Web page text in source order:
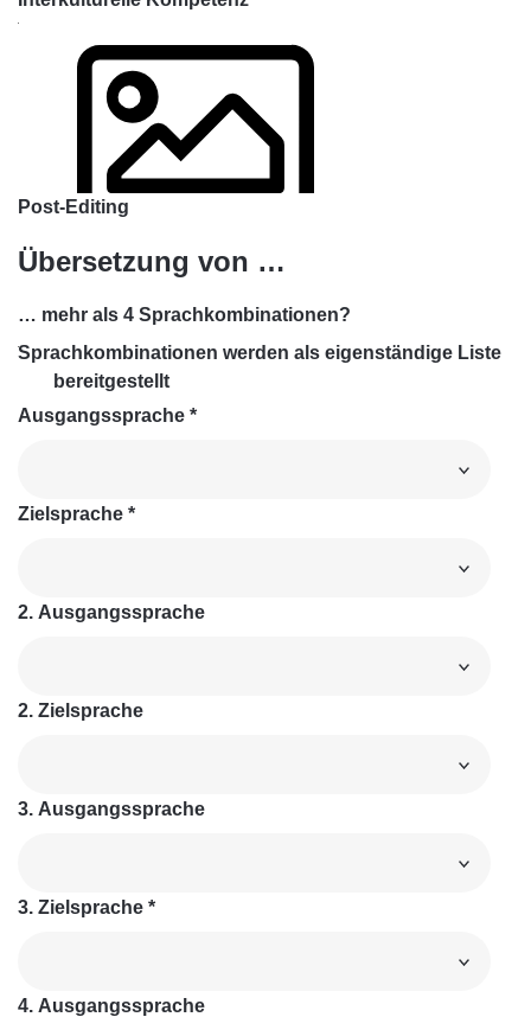
Post-Editing
Übersetzung von …
… mehr als 4 Sprachkombinationen?
Sprachkombinationen werden als eigenständige Liste
bereitgestellt
Ausgangssprache *
Zielsprache *
2. Ausgangssprache
2. Zielsprache
3. Ausgangssprache
3. Zielsprache *
4. Ausgangssprache